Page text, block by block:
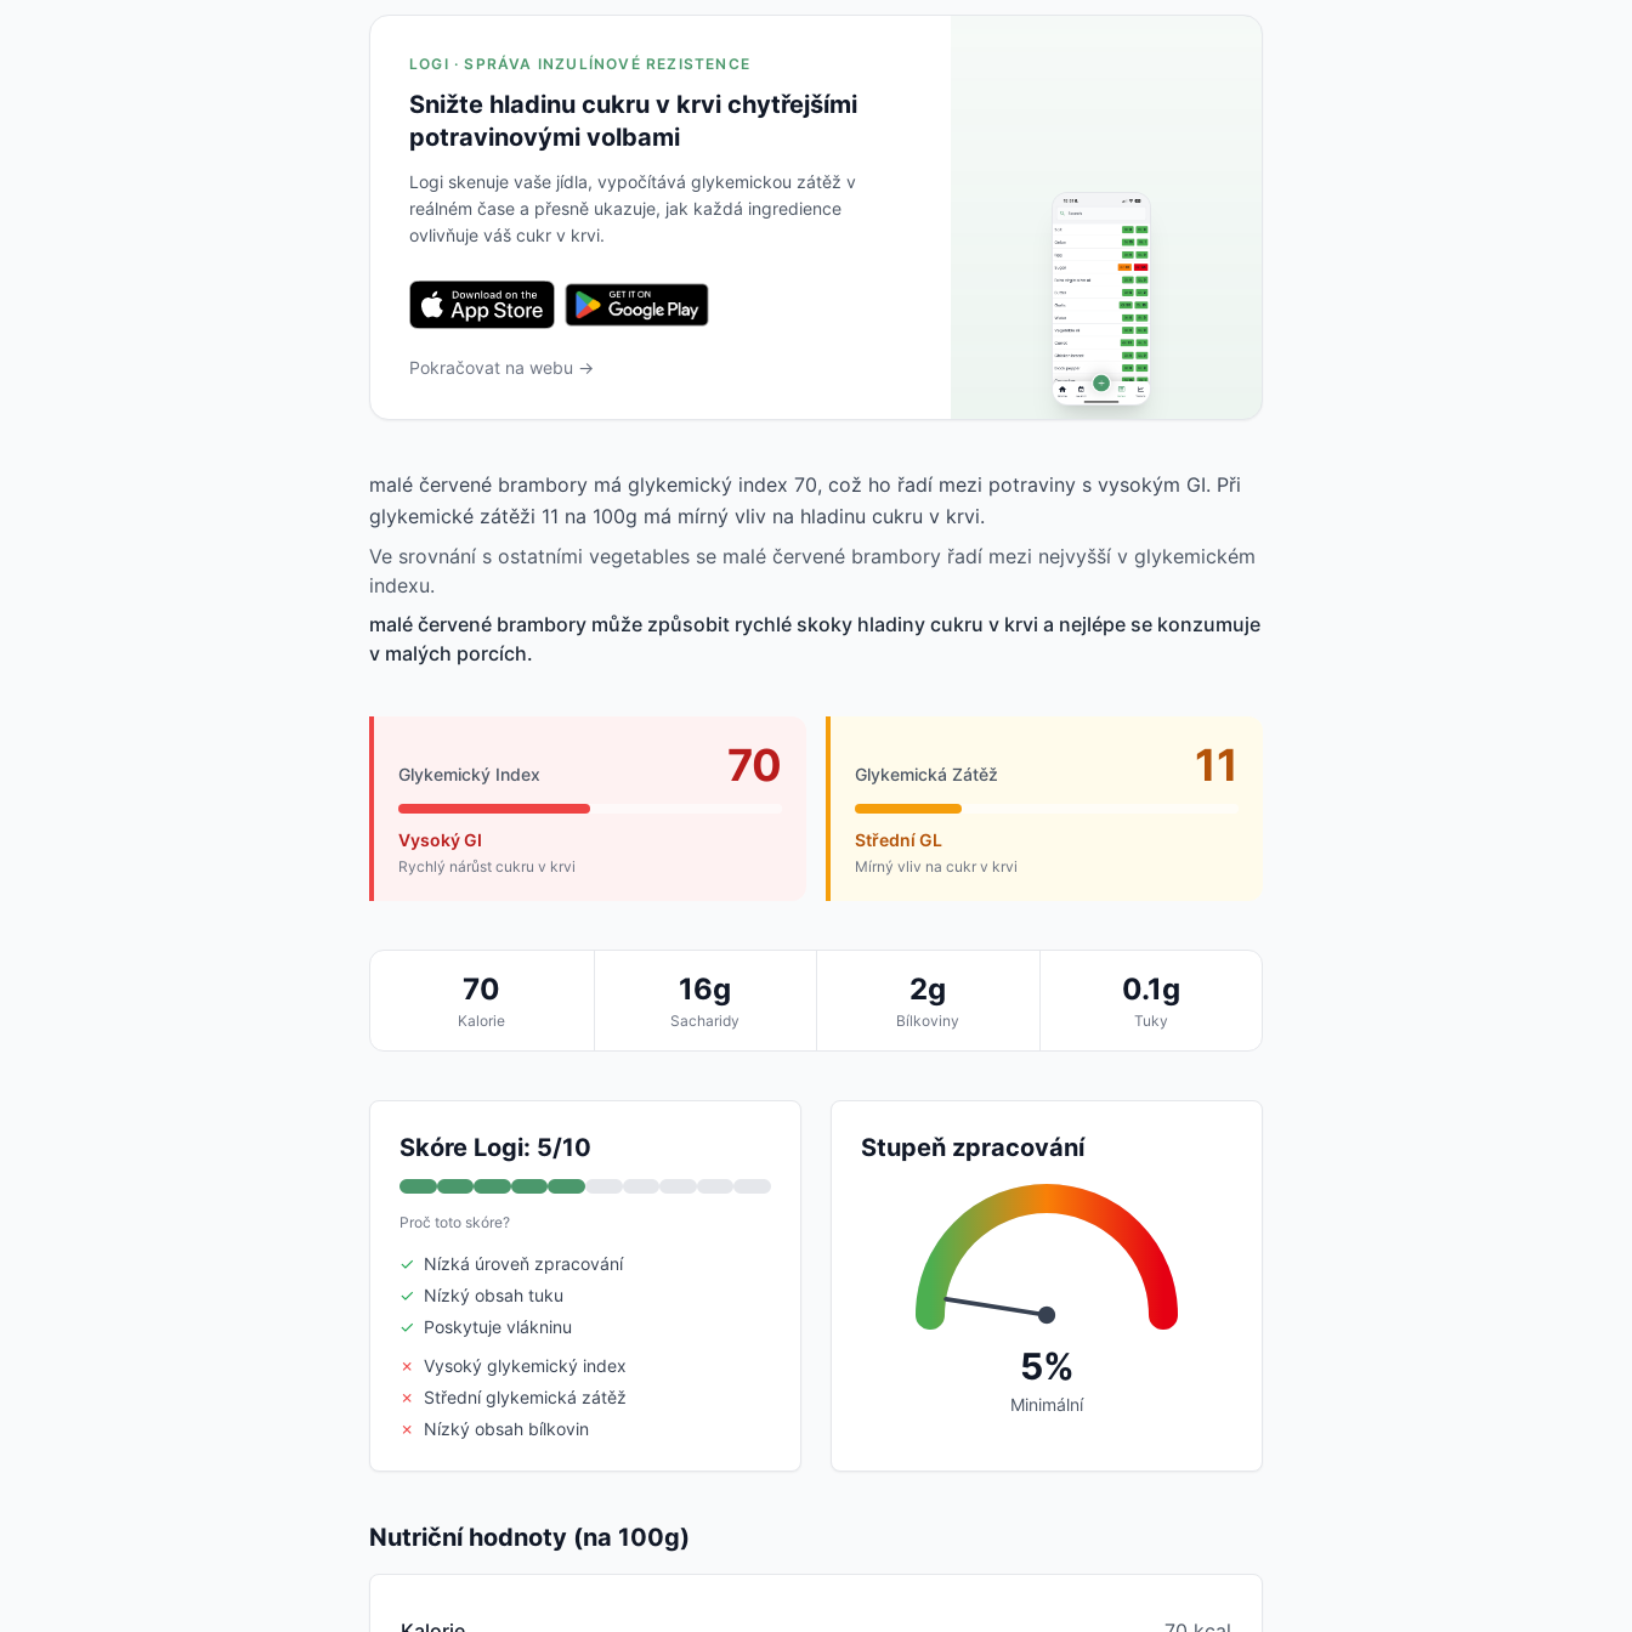
LOGI · SPRÁVA INZULÍNOVÉ REZISTENCE
Snižte hladinu cukru v krvi chytřejšími
potravinovými volbami
Logi skenuje vaše jídla, vypočítává glykemickou zátěž v
reálném čase a přesně ukazuje, jak každá ingredience
ovlivňuje váš cukr v krvi.
Pokračovat na webu →
malé červené brambory má glykemický index 70, což ho řadí mezi potraviny s vysokým GI. Při
glykemické zátěži 11 na 100g má mírný vliv na hladinu cukru v krvi.
Ve srovnání s ostatními vegetables se malé červené brambory řadí mezi nejvyšší v glykemickém
indexu.
malé červené brambory může způsobit rychlé skoky hladiny cukru v krvi a nejlépe se konzumuje
v malých porcích.
Glykemický Index 70
Vysoký GI
Rychlý nárůst cukru v krvi
Glykemická Zátěž 11
Střední GL
Mírný vliv na cukr v krvi
70
Kalorie
16g
Sacharidy
2g
Bílkoviny
0.1g
Tuky
Skóre Logi: 5/10
Proč toto skóre?
✓ Nízká úroveň zpracování
✓ Nízký obsah tuku
✓ Poskytuje vlákninu
✗ Vysoký glykemický index
✗
Střední glykemická zátěž
✗
Nízký obsah bílkovin
Stupeň zpracování
5%
Minimální
Nutriční hodnoty (na 100g)